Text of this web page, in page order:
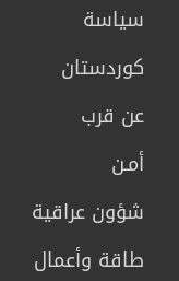
سیاسة
كوردستان
عن قرب
أمـن
شؤون عراقية
طاقة وأعمال